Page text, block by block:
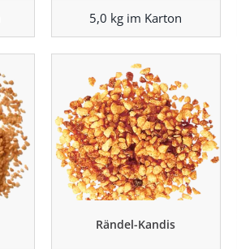
5,0 kg im Karton
Rändel-Kandis